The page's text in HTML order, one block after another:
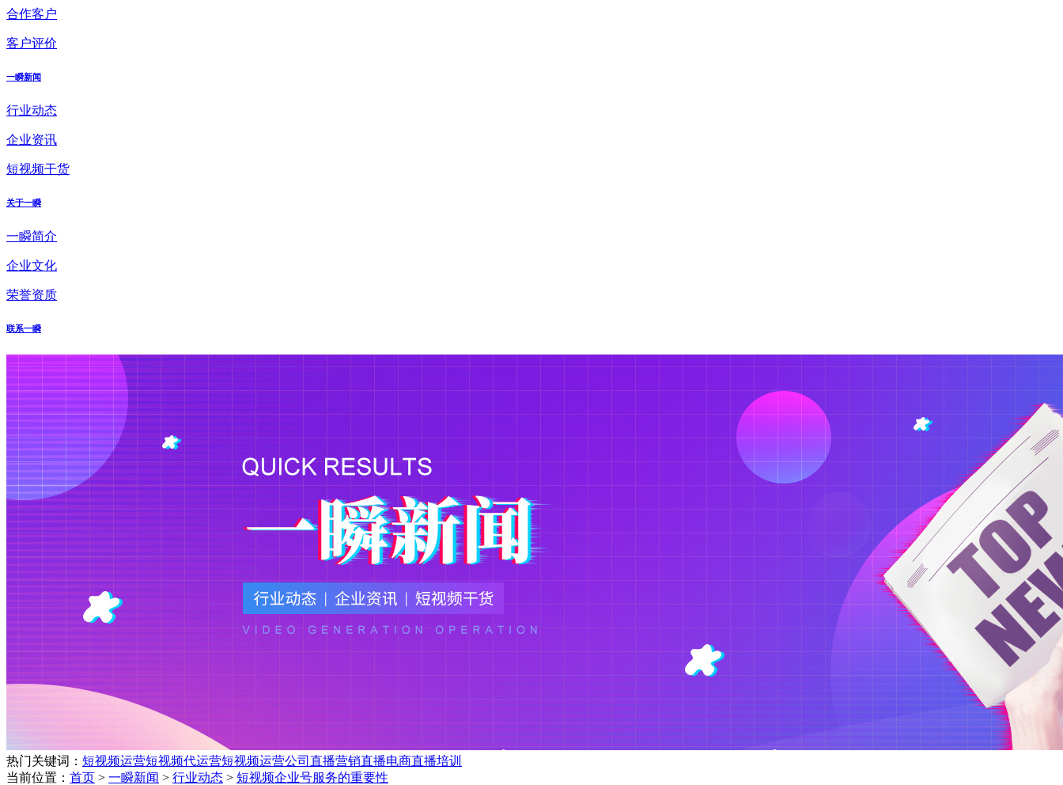
合作客户
客户评价
一瞬新闻
行业动态
企业资讯
短视频干货
关于一瞬
一瞬简介
企业文化
荣誉资质
联系一瞬
热门关键词： 短视频运营短视频代运营短视频运营公司 直播营销直播电商直播培训
当前位置： 首页 > 一瞬新闻 > 行业动态 > 短视频企业号服务的重要性